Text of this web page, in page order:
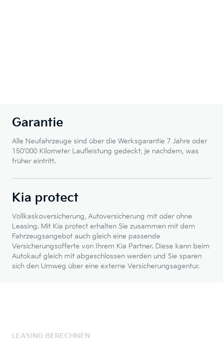
Garantie
Alle Neufahrzeuge sind über die Werksgarantie 7 Jahre oder
150’000 Kilometer Laufleistung gedeckt, je nachdem, was
früher eintritt.
Kia protect
Vollkaskoversicherung, Autoversicherung mit oder ohne
Leasing. Mit Kia protect erhalten Sie zusammen mit dem
Fahrzeugsangebot auch gleich eine passende
Versicherungsofferte von Ihrem Kia Partner. Diese kann beim
Autokauf gleich mit abgeschlossen werden und Sie sparen
sich den Umweg über eine externe Versicherungsagentur.
LEASING BERECHNEN